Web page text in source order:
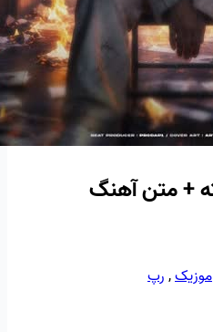
+ متن آهنگ
موزیک,رپ